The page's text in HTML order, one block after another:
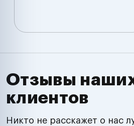
Отзывы
клиентов
Никто не расскажет о нас